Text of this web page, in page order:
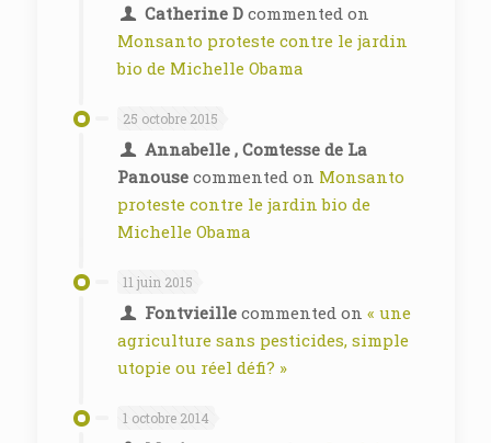
Catherine Dcommented on
Monsanto proteste contre le jardin
bio de Michelle Obama
25 octobre 2015
Annabelle , Comtesse de La
Panousecommented on Monsanto
proteste contre le jardin bio de
Michelle Obama
11 juin 2015
Fontvieillecommented on « une
agriculture sans pesticides, simple
utopie ou réel défi? »
1 octobre 2014